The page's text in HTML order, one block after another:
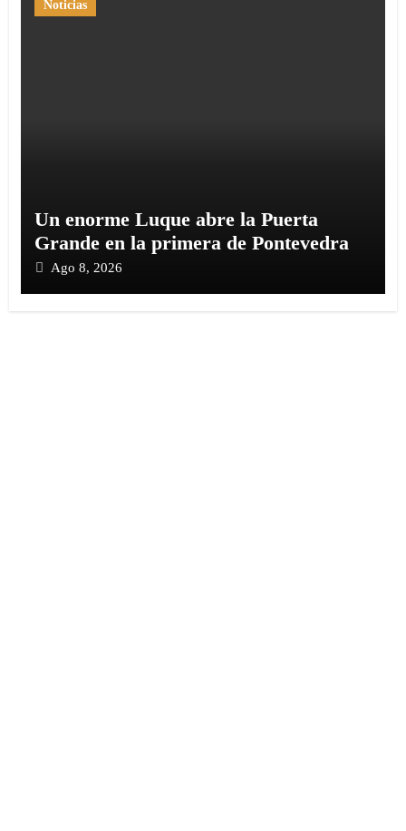
Noticias
Un enorme Luque abre la Puerta
Grande en la primera de Pontevedra
Ago 8, 2026